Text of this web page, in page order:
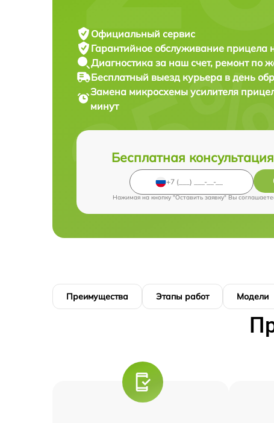
Официальный сервис
Гарантийное обслуживание прицела
Диагностика за наш счет, ремонт по
Бесплатный выезд курьера в день
Замена микросхемы усилителя
минут
Бесплатная
Нажимая на кнопку "Оставить заявку" Вы
Преимущества Этапы работ Модели